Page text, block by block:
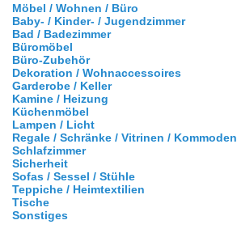
Möbel / Wohnen / Büro
Baby- / Kinder- / Jugendzimmer
Bad / Badezimmer
Büromöbel
Büro-Zubehör
Dekoration / Wohnaccessoires
Garderobe / Keller
Kamine / Heizung
Küchenmöbel
Lampen / Licht
Regale / Schränke / Vitrinen / Kommoden
Schlafzimmer
Sicherheit
Sofas / Sessel / Stühle
Teppiche / Heimtextilien
Tische
Sonstiges